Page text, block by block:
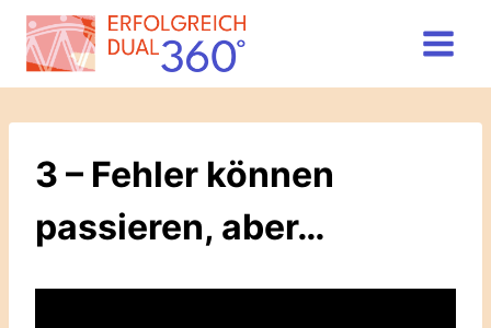
Zum
Inhalt
springen
3 – Fehler können
passieren, aber…